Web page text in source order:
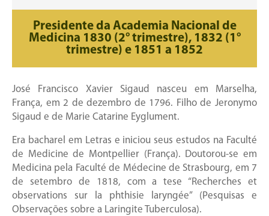
Presidente da Academia Nacional de
Medicina 1830 (2° trimestre), 1832 (1°
trimestre) e 1851 a 1852
José Francisco Xavier Sigaud nasceu em Marselha,
França, em 2 de dezembro de 1796. Filho de Jeronymo
Sigaud e de Marie Catarine Eyglument.
Era bacharel em Letras e iniciou seus estudos na Faculté
de Medicine de Montpellier (França). Doutorou-se em
Medicina pela Faculté de Médecine de Strasbourg, em 7
de setembro de 1818, com a tese “Recherches et
observations sur la phthisie laryngée” (Pesquisas e
Observações sobre a Laringite Tuberculosa).